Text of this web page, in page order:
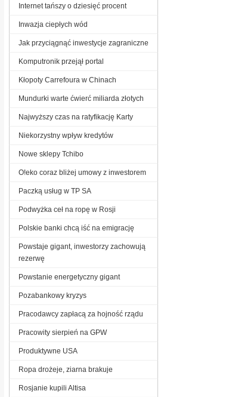
Internet tańszy o dziesięć procent
Inwazja ciepłych wód
Jak przyciągnąć inwestycje zagraniczne
Komputronik przejął portal
Kłopoty Carrefoura w Chinach
Mundurki warte ćwierć miliarda złotych
Najwyższy czas na ratyfikację Karty
Niekorzystny wpływ kredytów
Nowe sklepy Tchibo
O!eko coraz bliżej umowy z inwestorem
Paczką usług w TP SA
Podwyżka ceł na ropę w Rosji
Polskie banki chcą iść na emigrację
Powstaje gigant, inwestorzy zachowują
rezerwę
Powstanie energetyczny gigant
Pozabankowy kryzys
Pracodawcy zapłacą za hojność rządu
Pracowity sierpień na GPW
Produktywne USA
Ropa drożeje, ziarna brakuje
Rosjanie kupili Altisa